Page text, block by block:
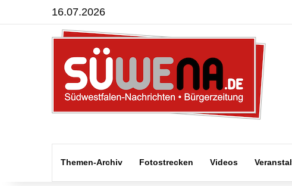
16.07.2026
Themen-Archiv Fotostrecken Videos